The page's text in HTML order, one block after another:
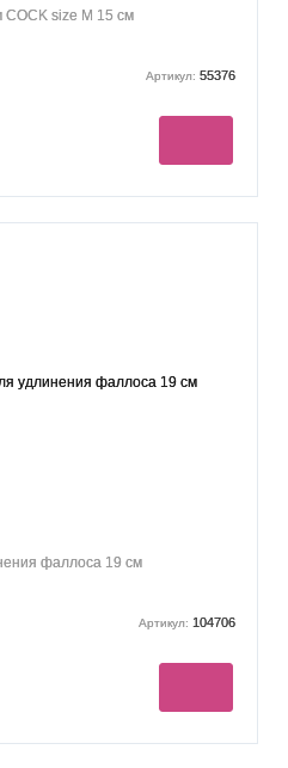
COCK size M 15 см
Артикул: 55376
фаллоса 19 см
Артикул: 104706